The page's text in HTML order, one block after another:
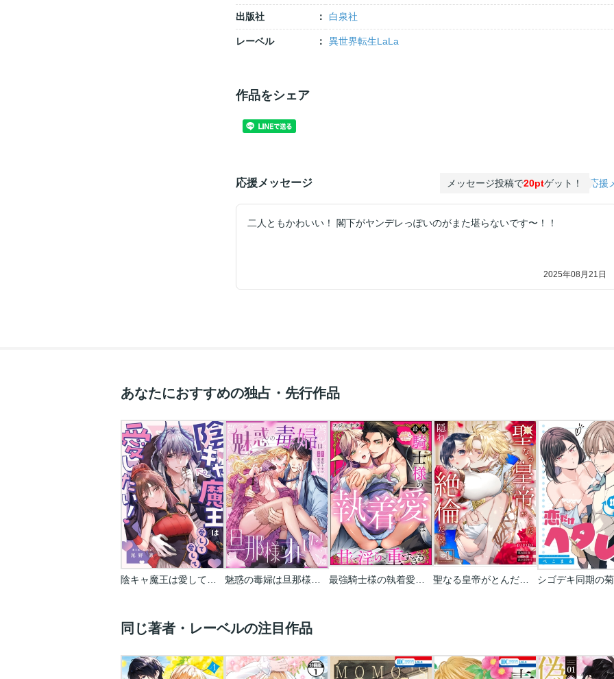
出版社 白泉社
レーベル 異世界転生LaLa
作品をシェア
応援メッセージ メッセージ投稿で20ptゲット！ 応援
二人ともかわいい！ 閣下がヤンデレっぽいのがまた堪らないです〜！！
2025年08月21日
あなたにおすすめの独占・先行作品
同じ著者・レーベルの注目作品